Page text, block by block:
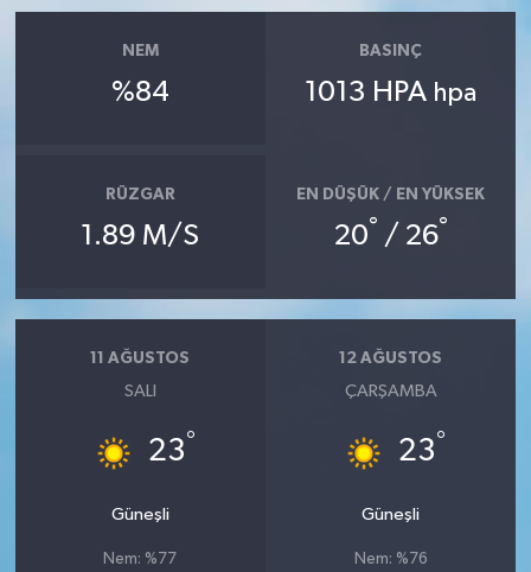
NEM
%84
BASINÇ
1013 HPA hpa
RÜZGAR
1.89 M/S
EN DÜŞÜK / EN YÜKSEK
20° / 26°
11 AĞUSTOS
SALI
23°
Güneşli
Nem: %77
12 AĞUSTOS
ÇARŞAMBA
23°
Güneşli
Nem: %76